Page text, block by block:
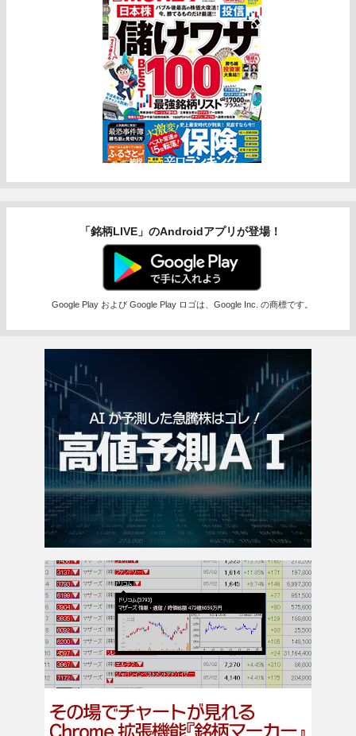
「銘柄LIVE」のAndroidアプリが登場！
Google Play および Google Play ロゴは、Google Inc. の商標です。